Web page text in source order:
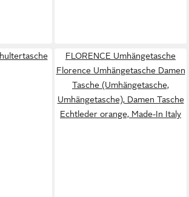
FLORENCE Umhängetasche
Florence Umhängetasche Damen
Tasche (Umhängetasche,
Umhängetasche), Damen Tasche
Echtleder orange, Made-In Italy